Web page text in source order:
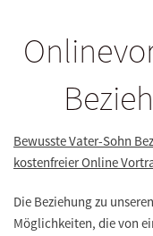
Bewusste Vater-Sohn
kostenfreier Online
Die Beziehung zu
Möglichkeiten, die von